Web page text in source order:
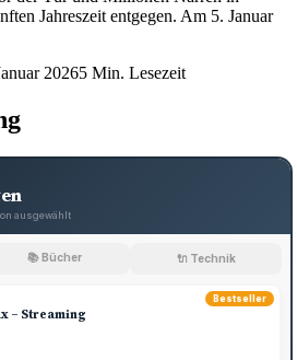
Jahreszeit entgegen. Am 5. Januar
20265 Min. Lesezeit
ausgewählt
📚 Bücher 🔌 Technik
Bestseller
– Streaming